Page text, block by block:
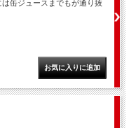
缶ジュースまでもが通り抜